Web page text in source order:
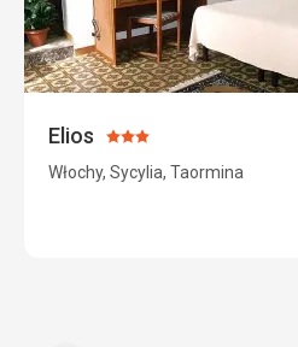
ten
niezwykły
kształt.
dla
wózków
Elios Ocena:
3/5
Włochy, Sycylia, Taormina